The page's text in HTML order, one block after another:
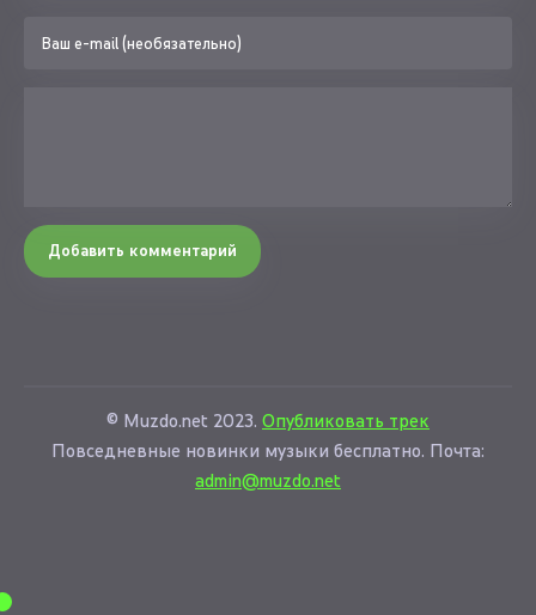
Добавить комментарий
© Muzdo.net 2023. Опубликовать трек
Повседневные новинки музыки бесплатно. Почта:
admin@muzdo.net